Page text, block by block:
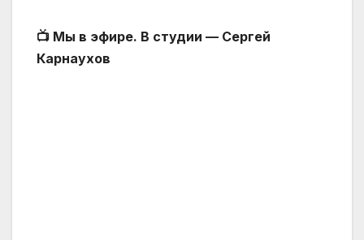
📺 Мы в эфире. В студии — Сергей
Карнаухов